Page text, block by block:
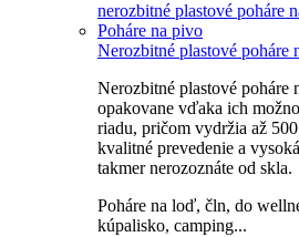
nerozbitné plastové poháre
Poháre na pivo
Nerozbitné plastové poháre
Nerozbitné plastové poháre
opakovane vďaka ich
riadu, pričom vydržia až
kvalitné prevedenie a
takmer nerozoznáte od skla.
Poháre na loď, čln, do
kúpalisko, camping...